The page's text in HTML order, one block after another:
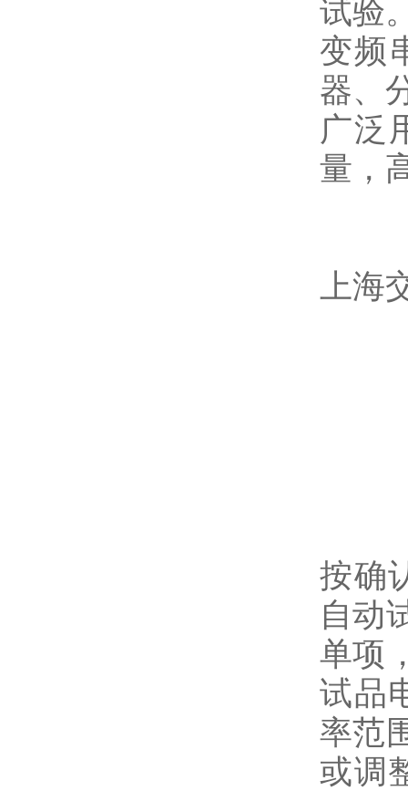
试验
变频
器、
广泛
量，
上
按确
自动
单项
试品
率范
或调